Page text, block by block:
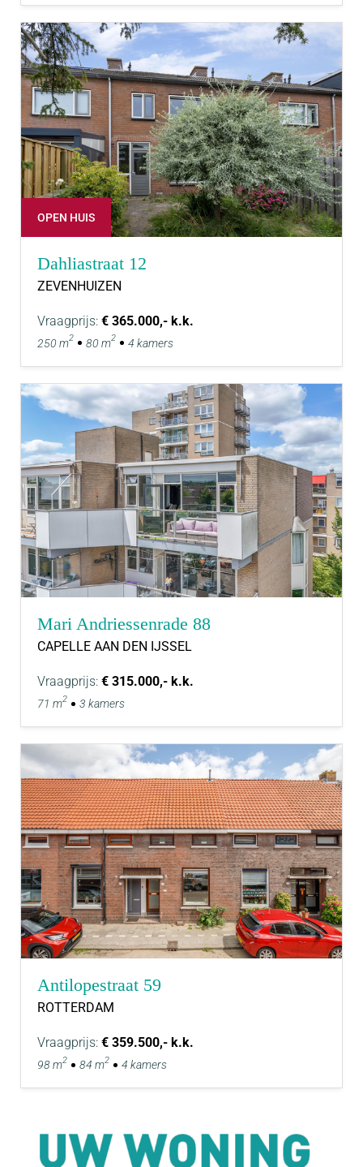
OPEN HUIS
Dahliastraat 12
ZEVENHUIZEN
Vraagprijs: € 365.000,- k.k.
250 m2 80 m2 4 kamers
Mari Andriessenrade 88
CAPELLE AAN DEN IJSSEL
Vraagprijs: € 315.000,- k.k.
71 m2 3 kamers
Antilopestraat 59
ROTTERDAM
Vraagprijs: € 359.500,- k.k.
98 m2 84 m2 4 kamers